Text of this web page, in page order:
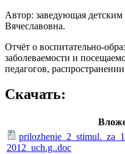
Автор: заведующая
Вячеславовна.
Отчёт о воспитательно-
заболеваемости и
педагогов,
Скачать:
2012_uch.g..doc